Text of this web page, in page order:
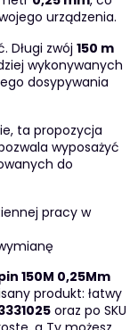
urządzenia.
Długi zwój 150 m
wykonywanych
dosypywania
ta propozycja
wyposażyć
do
pracy w
150M 0,25Mm
produkt: łatwy
oraz po SKU